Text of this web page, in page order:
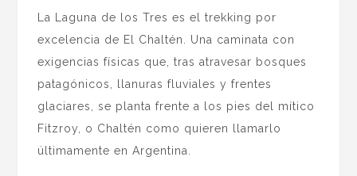
La Laguna de los Tres es el trekking por
excelencia de El Chaltén. Una caminata con
exigencias físicas que, tras atravesar bosques
patagónicos, llanuras fluviales y frentes
glaciares, se planta frente a los pies del mítico
Fitzroy, o Chaltén como quieren llamarlo
últimamente en Argentina.